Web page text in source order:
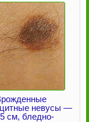
невусы —
см, бледно-